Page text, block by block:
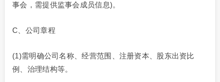
事会，需提供监事会成员信息)。
C、公司章程
(1)需明确公司名称、经营范围、注册资本、股东出资比
例、治理结构等。